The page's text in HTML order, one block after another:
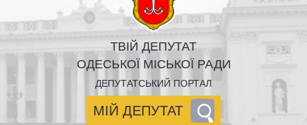
ТВІЙ ДЕПУТАТ
ОДЕСЬКОЇ МІСЬКОЇ РАДИ
ДЕПУТАТСЬКИЙ ПОРТАЛ
МІЙ ДЕПУТАТ